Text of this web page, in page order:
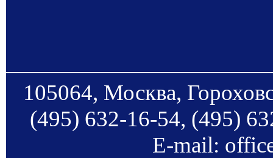
105064, Москва,
(495) 632-16-54, (495)
E-mail: